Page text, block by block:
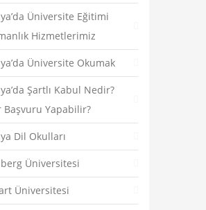
Üniversite Eğitimi
Hizmetlerimiz
Üniversite Okumak
Şartlı Kabul Nedir?
Başvuru Yapabilir?
Dil Okulları
Üniversitesi
Üniversitesi